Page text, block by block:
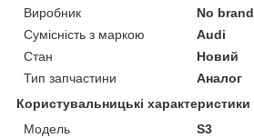
Виробник
No brand
Сумісність з маркою
Audi
Стан
Новий
Тип запчастини
Аналог
Користувальницькі характеристики
Мoдель
S3